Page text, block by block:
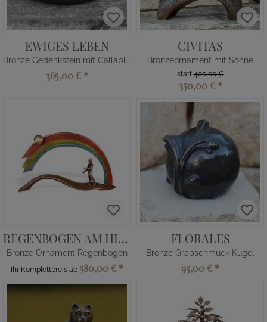
EWIGES LEBEN
Bronze Gedenkstein mit Callablüten
365,00 € *
CIVITAS
Bronzeornament mit Sonne
statt400,00 €
350,00 € *
REGENBOGEN AM HIMMEL
Bronze Ornament Regenbogen
Ihr Komplettpreis ab 580,00 € *
FLORALES
Bronze Grabschmuck Kugel
95,00 € *